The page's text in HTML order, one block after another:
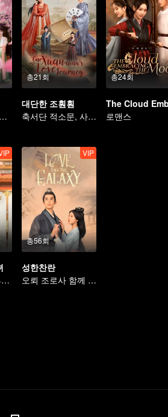
의걸의 계약혼
총21회
대단한 조훤훤
축서단 적소문, 사건 조사에 나선 연상연하 커플
총24회
로맨스
엇갈린 만남에 흔들리는 마음
총56회
VIP
성한찬란
오뢰 조로사 함께 세상에 나아간다